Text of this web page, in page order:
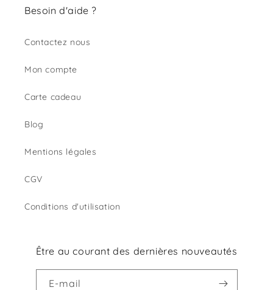
Besoin d'aide ?
Contactez nous
Mon compte
Carte cadeau
Blog
Mentions légales
CGV
Conditions d'utilisation
Être au courant des dernières nouveautés
E-mail